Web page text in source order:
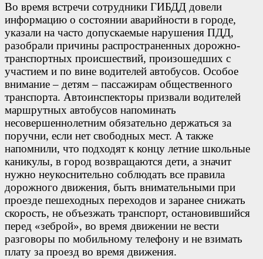
Во время встречи сотрудники ГИБДД довели
информацию о состоянии аварийности в городе,
указали на часто допускаемые нарушения ПДД,
разобрали причины распространенных дорожно-
транспортных происшествий, произошедших с
участием и по вине водителей автобусов. Особое
внимание – детям – пассажирам общественного
транспорта. Автоинспекторы призвали водителей
маршрутных автобусов напоминать
несовершеннолетним обязательно держаться за
поручни, если нет свободных мест. А также
напомнили, что подходят к концу летние школьные
каникулы, в город возвращаются дети, а значит
нужно неукоснительно соблюдать все правила
дорожного движения, быть внимательными при
проезде пешеходных переходов и заранее снижать
скорость, не объезжать транспорт, остановившийся
перед «зеброй», во время движении не вести
разговоры по мобильному телефону и не взимать
плату за проезд во время движения.